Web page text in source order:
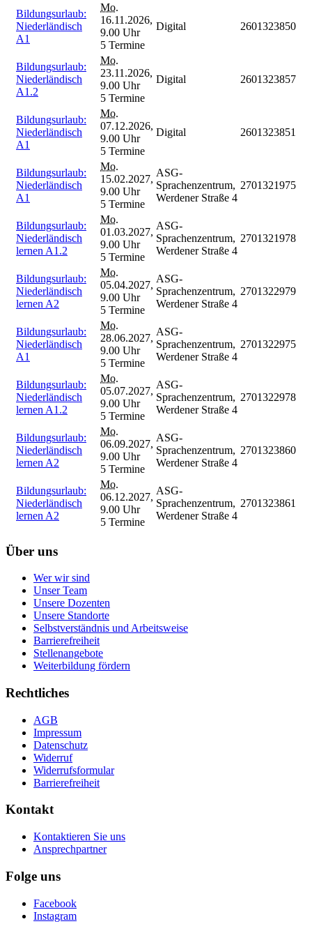
Bildungsurlaub:
Niederländisch
A1
Mo.
16.11.2026,
9.00 Uhr
5 Termine
Digital 2601323850
Bildungsurlaub:
Niederländisch
A1.2
Mo.
23.11.2026,
9.00 Uhr
5 Termine
Digital 2601323857
Bildungsurlaub:
Niederländisch
A1
Mo.
07.12.2026,
9.00 Uhr
5 Termine
Digital 2601323851
Bildungsurlaub:
Niederländisch
A1
Mo.
15.02.2027,
9.00 Uhr
5 Termine
ASG-
Sprachenzentrum,
Werdener Straße 4
2701321975
Bildungsurlaub:
Niederländisch
lernen A1.2
Mo.
01.03.2027,
9.00 Uhr
5 Termine
ASG-
Sprachenzentrum,
Werdener Straße 4
2701321978
Bildungsurlaub:
Niederländisch
lernen A2
Mo.
05.04.2027,
9.00 Uhr
5 Termine
ASG-
Sprachenzentrum,
Werdener Straße 4
2701322979
Bildungsurlaub:
Niederländisch
A1
Mo.
28.06.2027,
9.00 Uhr
5 Termine
ASG-
Sprachenzentrum,
Werdener Straße 4
2701322975
Bildungsurlaub:
Niederländisch
lernen A1.2
Mo.
05.07.2027,
9.00 Uhr
5 Termine
ASG-
Sprachenzentrum,
Werdener Straße 4
2701322978
Bildungsurlaub:
Niederländisch
lernen A2
Mo.
06.09.2027,
9.00 Uhr
5 Termine
ASG-
Sprachenzentrum,
Werdener Straße 4
2701323860
Bildungsurlaub:
Niederländisch
lernen A2
Mo.
06.12.2027,
9.00 Uhr
5 Termine
ASG-
Sprachenzentrum,
Werdener Straße 4
2701323861
Über uns
Wer wir sind
Unser Team
Unsere Dozenten
Unsere Standorte
Selbstverständnis und Arbeitsweise
Barrierefreiheit
Stellenangebote
Weiterbildung fördern
Rechtliches
AGB
Impressum
Datenschutz
Widerruf
Widerrufsformular
Barrierefreiheit
Kontakt
Kontaktieren Sie uns
Ansprechpartner
Folge uns
Facebook
Instagram